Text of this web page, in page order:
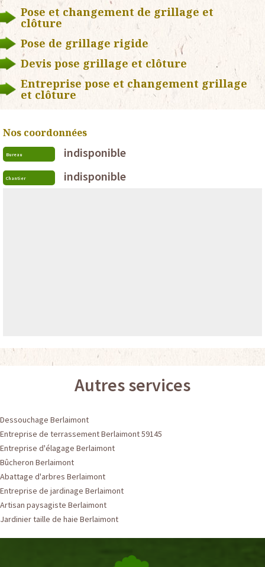
Pose et changement de grillage et
clôture
Pose de grillage rigide
Devis pose grillage et clôture
Entreprise pose et changement grillage
et clôture
Nos coordonnées
Bureau indisponible
Chantier indisponible
Autres services
Dessouchage Berlaimont
Entreprise de terrassement Berlaimont 59145
Entreprise d'élagage Berlaimont
Bûcheron Berlaimont
Abattage d'arbres Berlaimont
Entreprise de jardinage Berlaimont
Artisan paysagiste Berlaimont
Jardinier taille de haie Berlaimont